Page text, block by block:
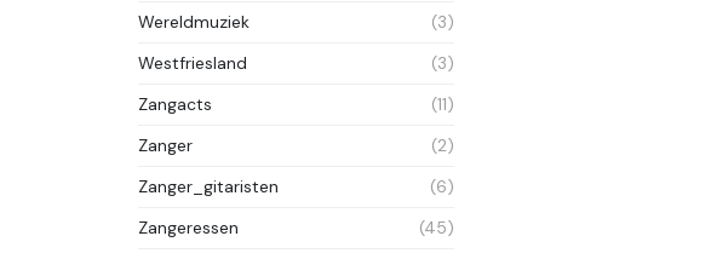
Wereldmuziek
(3)
Westfriesland
(3)
Zangacts
(11)
Zanger
(2)
Zanger_gitaristen
(6)
Zangeressen
(45)